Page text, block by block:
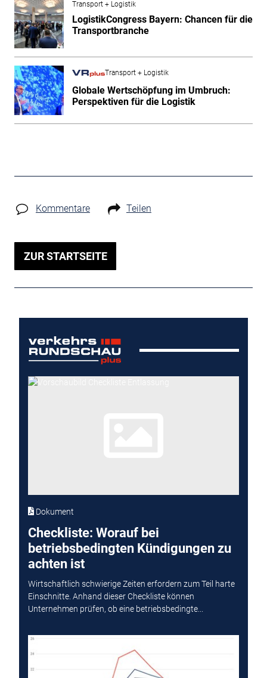
Transport + Logistik
LogistikCongress Bayern: Chancen für die
Transportbranche
Transport + Logistik
Globale Wertschöpfung im Umbruch:
Perspektiven für die Logistik
Kommentare Teilen
ZUR STARTSEITE
Dokument
Checkliste: Worauf bei
betriebsbedingten Kündigungen zu
achten ist
Wirtschaftlich schwierige Zeiten erfordern zum Teil harte
Einschnitte. Anhand dieser Checkliste können
Unternehmen prüfen, ob eine betriebsbedingte...